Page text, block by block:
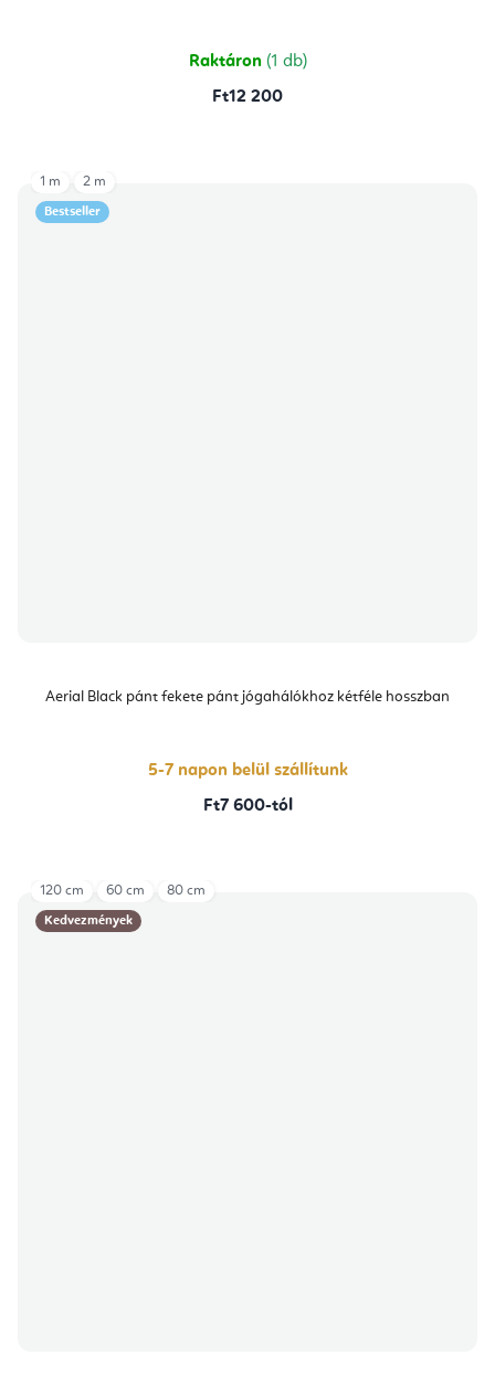
Raktáron (1 db)
Ft12 200
Bestseller
Aerial Black pánt fekete pánt jógahálókhoz kétféle hosszban
5-7 napon belül szállítunk
Ft7 600-tól
1 m 2 m
Kedvezmények
120 cm 60 cm 80 cm